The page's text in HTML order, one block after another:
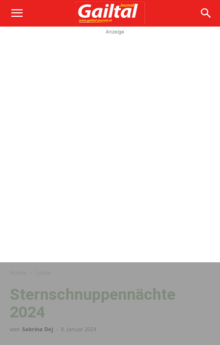
Anzeige
Sternschnuppennächte
2024
von Sabrina Dej - 8. Januar 2024